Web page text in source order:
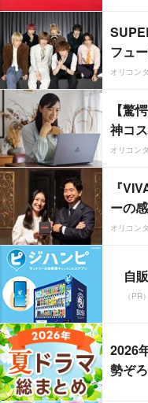
フュ
オリコン
【驚
神コ
オリコン
『
ーの
オリコン
自
（PR
2026
勢ぞ